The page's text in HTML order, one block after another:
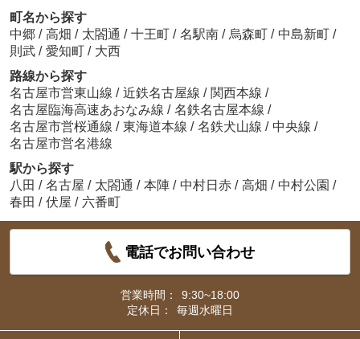
町名から探す
中郷 / 高畑 / 太閤通 / 十王町 / 名駅南 / 烏森町 / 中島新町 /
則武 / 愛知町 / 大西
路線から探す
名古屋市営東山線 / 近鉄名古屋線 / 関西本線 /
名古屋臨海高速あおなみ線 / 名鉄名古屋本線 /
名古屋市営桜通線 / 東海道本線 / 名鉄犬山線 / 中央線 /
名古屋市営名港線
駅から探す
八田 / 名古屋 / 太閤通 / 本陣 / 中村日赤 / 高畑 / 中村公園 /
春田 / 伏屋 / 六番町
電話でお問い合わせ
営業時間：
9:30~18:00
定休日：
毎週水曜日